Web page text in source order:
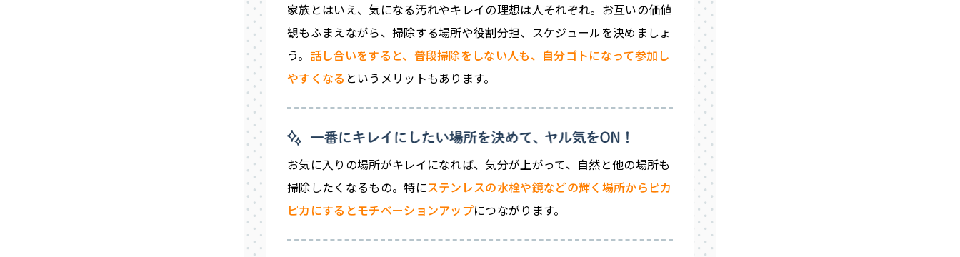
家族とはいえ、気になる汚れやキレイの理想は人それぞれ。お互いの価値
観もふまえながら、掃除する場所や役割分担、スケジュールを決めましょ
う。 話し合いをすると、普段掃除をしない人も、自分ゴトになって参加し
やすくなる というメリットもあります。
お気に入りの場所がキレイになれば、気分が上がって、自然と他の場所も
掃除したくなるもの。特にステンレスの水栓や鏡などの輝く場所からピカ
ピカにするとモチベーションアップにつながります。